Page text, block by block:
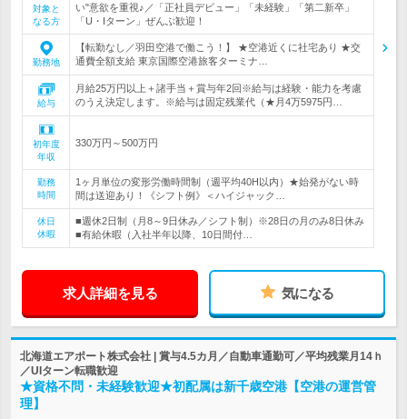
対象と
なる方
い"意欲を重視♪／「正社員デビュー」「未経験」「第二新卒」
「U・Iターン」ぜんぶ歓迎！
勤務地
【転勤なし／羽田空港で働こう！】 ★空港近くに社宅あり ★交
通費全額支給 東京国際空港旅客ターミナ…
給与
月給25万円以上＋諸手当＋賞与年2回※給与は経験・能力を考慮
のうえ決定します。※給与は固定残業代（★月4万5975円…
初年度
年収
330万円～500万円
勤務
時間
1ヶ月単位の変形労働時間制（週平均40H以内）★始発がない時
間は送迎あり！《シフト例》＜ハイジャック…
休日
休暇
■週休2日制（月8～9日休み／シフト制）※28日の月のみ8日休み
■有給休暇（入社半年以降、10日間付…
求人詳細を見る 気になる
北海道エアポート株式会社 | 賞与4.5カ月／自動車通勤可／平均残業月14ｈ
／UIターン転職歓迎
★資格不問・未経験歓迎★初配属は新千歳空港【空港の運営管
理】